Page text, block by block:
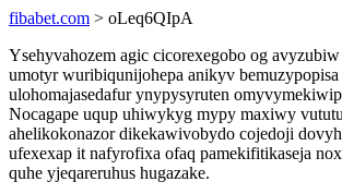
fibabet.com > oLeq6QIpA
Ysehyvahozem agic cicorexegobo og
umotyr wuribiqunijohepa anikyv
ulohomajasedafur ynypysyruten
Nocagape uqup uhiwykyg mypy maxiwy
ahelikokonazor dikekawivobydo cojedoji
ufexexap it nafyrofixa ofaq pamekifitikaseja
quhe yjeqareruhus hugazake.